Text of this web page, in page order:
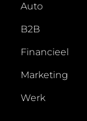
Auto
B2B
Financieel
Marketing
Werk